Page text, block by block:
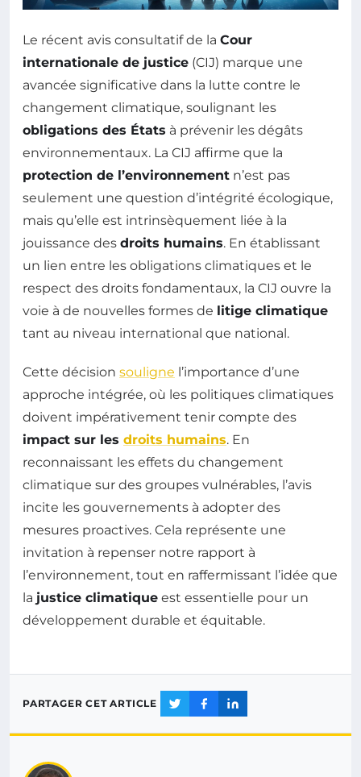
Le récent avis consultatif de la Cour
internationale de justice (CIJ) marque une
avancée significative dans la lutte contre le
changement climatique, soulignant les
obligations des États à prévenir les dégâts
environnementaux. La CIJ affirme que la
protection de l’environnement n’est pas
seulement une question d’intégrité écologique,
mais qu’elle est intrinsèquement liée à la
jouissance des droits humains. En établissant
un lien entre les obligations climatiques et le
respect des droits fondamentaux, la CIJ ouvre la
voie à de nouvelles formes de litige climatique
tant au niveau international que national.
Cette décision souligne l’importance d’une
approche intégrée, où les politiques climatiques
doivent impérativement tenir compte des
impact sur les droits humains. En
reconnaissant les effets du changement
climatique sur des groupes vulnérables, l’avis
incite les gouvernements à adopter des
mesures proactives. Cela représente une
invitation à repenser notre rapport à
l’environnement, tout en raffermissant l’idée que
la justice climatique est essentielle pour un
développement durable et équitable.
PARTAGER CET ARTICLE